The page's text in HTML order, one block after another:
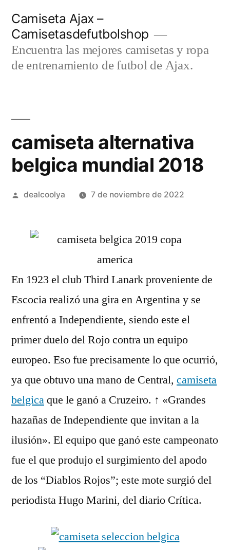
contenido
Camiseta Ajax –
Camisetasdefutbolshop
Encuentra las mejores camisetas y ropa
de entrenamiento de futbol de Ajax.
camiseta alternativa
belgica mundial 2018
Publicado
dealcoolya 7 de noviembre de 2022
En 1923 el club Third Lanark proveniente de
Escocia realizó una gira en Argentina y se
enfrentó a Independiente, siendo este el
primer duelo del Rojo contra un equipo
europeo. Eso fue precisamente lo que ocurrió,
ya que obtuvo una mano de Central, camiseta
belgicaque le ganó a Cruzeiro. ↑ «Grandes
hazañas de Independiente que invitan a la
ilusión». El equipo que ganó este campeonato
fue el que produjo el surgimiento del apodo
de los “Diablos Rojos”; este mote surgió del
periodista Hugo Marini, del diario Crítica.